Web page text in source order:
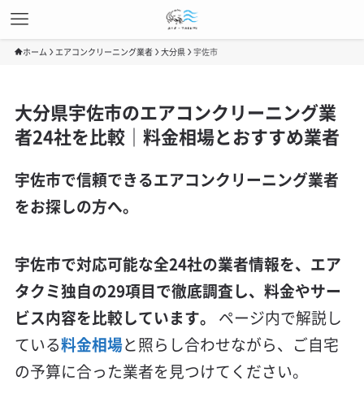
ホーム エアコンクリーニング業者 大分県 宇佐市
大分県宇佐市のエアコンクリーニング業
者24社を比較｜料金相場とおすすめ業者
宇佐市で信頼できるエアコンクリーニング業者
をお探しの方へ。
宇佐市で対応可能な全24社の業者情報を、エア
タクミ独自の29項目で徹底調査し、料金やサー
ビス内容を比較しています。
ページ内で解説し
ている料金相場と照らし合わせながら、ご自宅
の予算に合った業者を見つけてください。